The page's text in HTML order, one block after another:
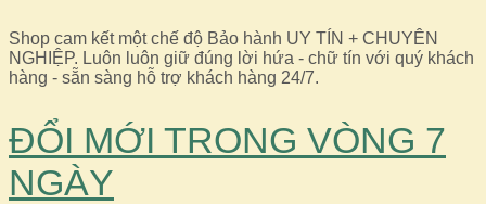
Shop cam kết một chế độ Bảo hành UY TÍN + CHUYÊN
NGHIỆP. Luôn luôn giữ đúng lời hứa - chữ tín với quý khách
hàng - sẵn sàng hỗ trợ khách hàng 24/7.
ĐỔI MỚI TRONG VÒNG 7
NGÀY